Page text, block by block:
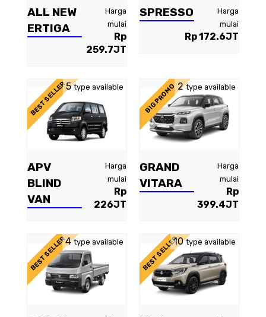
ALL NEW
ERTIGA
Harga
mulai
Rp
259.7JT
SPRESSO
Harga
mulai
Rp 172.6JT
APV
BLIND
VAN
Harga
mulai
Rp
226JT
BEST SELLER5type available
GRAND
VITARA
Harga
mulai
Rp
399.4JT
BIG PROMO2type available
BEST SELLER4type available BEST SELLER10type available